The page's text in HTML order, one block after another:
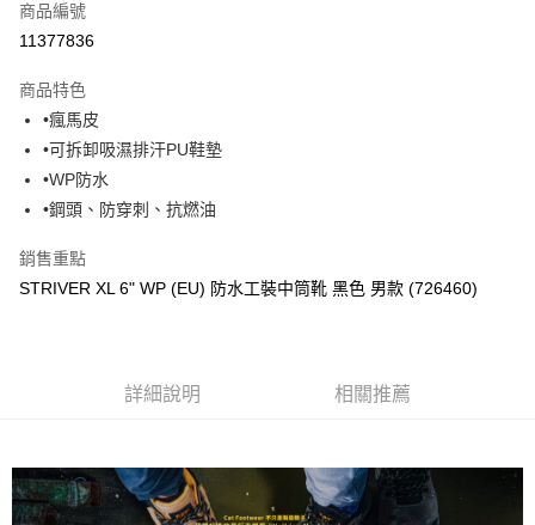
超商取貨付款
運送方式
全家取貨付款
每筆NT$60，滿NT$1,000(含以上)免運費
7-11取貨付款
商品編號
11377836
商品特色
•瘋馬皮
•可拆卸吸濕排汗PU鞋墊
•WP防水
•鋼頭、防穿刺、抗燃油
銷售重點
STRIVER XL 6" WP (EU) 防水工裝中筒靴 黑色 男款 (726460)
詳細說明 相關推薦